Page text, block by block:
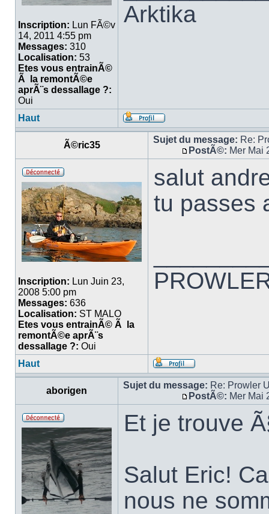
Inscription: Lun FÃ©v
14, 2011 4:55 pm
Messages: 310
Localisation: 53
Etes vous entrainÃ©
Ã la remontÃ©e
aprÃ¨s dessallage ?:
Oui
Arktika
Haut
Ã©ric35
Sujet du message: Re:
PostÃ©: Mer Mai
Inscription: Lun Juin 23,
2008 5:00 pm
Messages: 636
Localisation: ST MALO
Etes vous entrainÃ© Ã la
remontÃ©e aprÃ¨s
dessallage ?: Oui
salut
tu passes
Haut
aborigen
Sujet du message: Re: Prowler
PostÃ©: Mer Mai
Et je trouve
Salut Eric!
nous ne